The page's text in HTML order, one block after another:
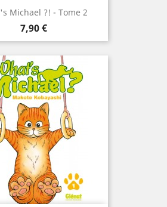
Michael ?! - Tome 2
Prix
7,90 €